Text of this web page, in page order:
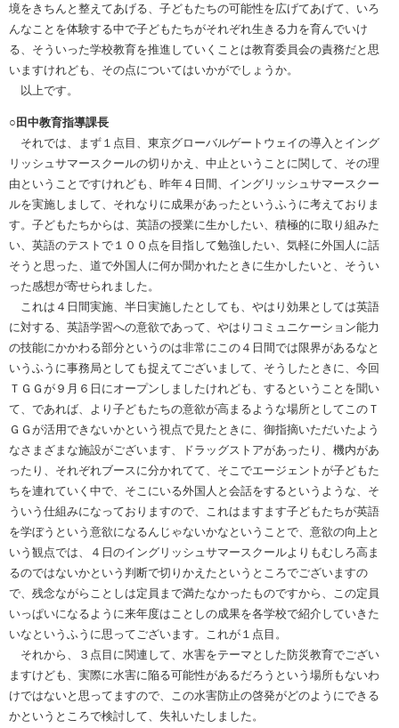
境をきちんと整えてあげる、子どもたちの可能性を広げてあげて、いろ
んなことを体験する中で子どもたちがそれぞれ生きる力を育んでいけ
る、そういった学校教育を推進していくことは教育委員会の責務だと思
いますけれども、その点についてはいかがでしょうか。
以上です。
○田中教育指導課長
それでは、まず１点目、東京グローバルゲートウェイの導入とイング
リッシュサマースクールの切りかえ、中止ということに関して、その理
由ということですけれども、昨年４日間、イングリッシュサマースクー
ルを実施しまして、それなりに成果があったというふうに考えておりま
す。子どもたちからは、英語の授業に生かしたい、積極的に取り組みた
い、英語のテストで１００点を目指して勉強したい、気軽に外国人に話
そうと思った、道で外国人に何か聞かれたときに生かしたいと、そうい
った感想が寄せられました。
これは４日間実施、半日実施したとしても、やはり効果としては英語
に対する、英語学習への意欲であって、やはりコミュニケーション能力
の技能にかかわる部分というのは非常にこの４日間では限界があるなと
いうふうに事務局としても捉えてございまして、そうしたときに、今回
ＴＧＧが９月６日にオープンしましたけれども、するということを聞い
て、であれば、より子どもたちの意欲が高まるような場所としてこのＴ
ＧＧが活用できないかという視点で見たときに、御指摘いただいたよう
なさまざまな施設がございます、ドラッグストアがあったり、機内があ
ったり、それぞれブースに分かれてて、そこでエージェントが子どもた
ちを連れていく中で、そこにいる外国人と会話をするというような、そ
ういう仕組みになっておりますので、これはますます子どもたちが英語
を学ぼうという意欲になるんじゃないかなということで、意欲の向上と
いう観点では、４日のイングリッシュサマースクールよりもむしろ高ま
るのではないかという判断で切りかえたというところでございますの
で、残念ながらことしは定員まで満たなかったものですから、この定員
いっぱいになるように来年度はことしの成果を各学校で紹介していきた
いなというふうに思ってございます。これが１点目。
それから、３点目に関連して、水害をテーマとした防災教育でござい
ますけども、実際に水害に陥る可能性があるだろうという場所もないわ
けではないと思ってますので、この水害防止の啓発がどのようにできる
かというところで検討して、失礼いたしました。